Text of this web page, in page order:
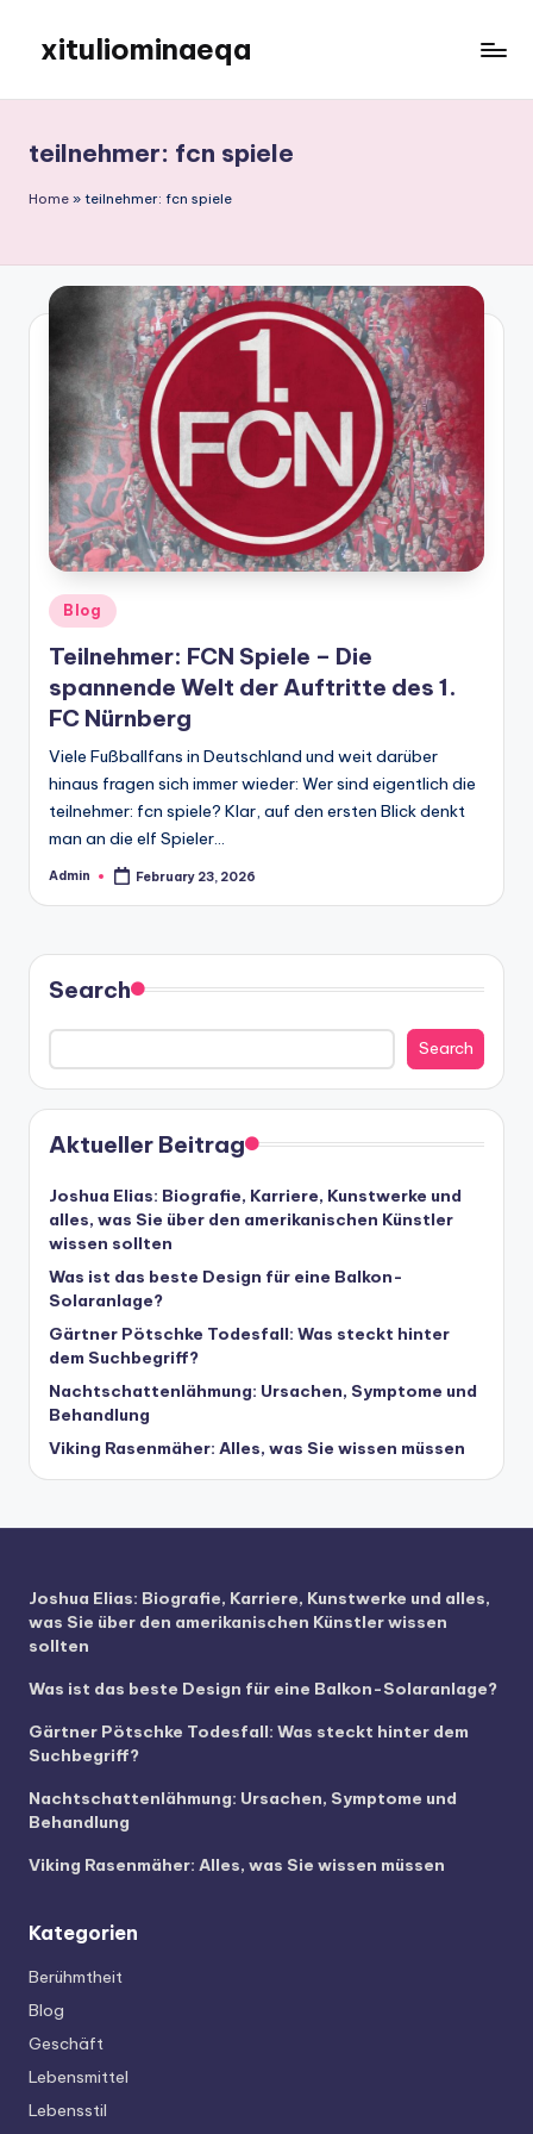
content
xituliominaeqa
teilnehmer: fcn spiele
Home » teilnehmer: fcn spiele
Posted
in
Blog
Teilnehmer: FCN Spiele – Die
spannende Welt der Auftritte des 1.
FC Nürnberg
Viele Fußballfans in Deutschland und weit darüber
hinaus fragen sich immer wieder: Wer sind eigentlich die
teilnehmer: fcn spiele? Klar, auf den ersten Blick denkt
man an die elf Spieler…
Posted
Admin February 23, 2026
Search
Search
Aktueller Beitrag
Joshua Elias: Biografie, Karriere, Kunstwerke und
alles, was Sie über den amerikanischen Künstler
wissen sollten
Was ist das beste Design für eine Balkon-
Solaranlage?
Gärtner Pötschke Todesfall: Was steckt hinter
dem Suchbegriff?
Nachtschattenlähmung: Ursachen, Symptome und
Behandlung
Viking Rasenmäher: Alles, was Sie wissen müssen
Joshua Elias: Biografie, Karriere, Kunstwerke und alles,
was Sie über den amerikanischen Künstler wissen
sollten
Was ist das beste Design für eine Balkon-Solaranlage?
Gärtner Pötschke Todesfall: Was steckt hinter dem
Suchbegriff?
Nachtschattenlähmung: Ursachen, Symptome und
Behandlung
Viking Rasenmäher: Alles, was Sie wissen müssen
Kategorien
Berühmtheit
Blog
Geschäft
Lebensmittel
Lebensstil